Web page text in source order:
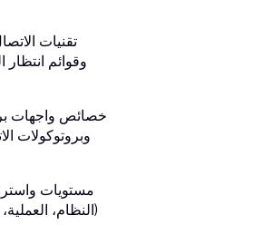
تقنيات
خصائص واجهات
مستويات
(النظام،